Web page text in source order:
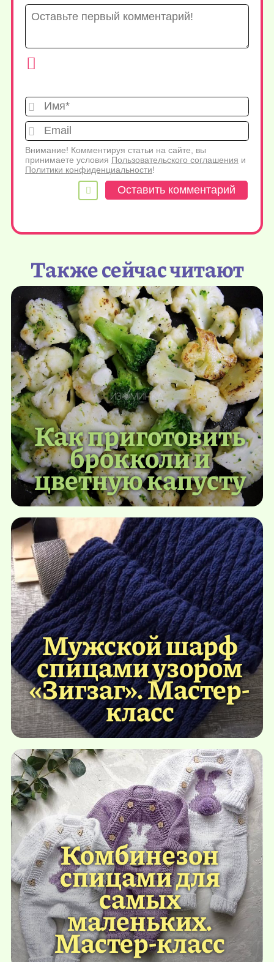
Имя*
Внимание! Комментируя статьи на сайте, вы
принимаете условия Пользовательского соглашения и
Политики конфиденциальности!
Также сейчас читают
Как приготовить
брокколи и
цветную капусту
Мужской шарф
спицами узором
«Зигзаг». Мастер-
класс
Комбинезон
спицами для
самых
маленьких.
Мастер-класс